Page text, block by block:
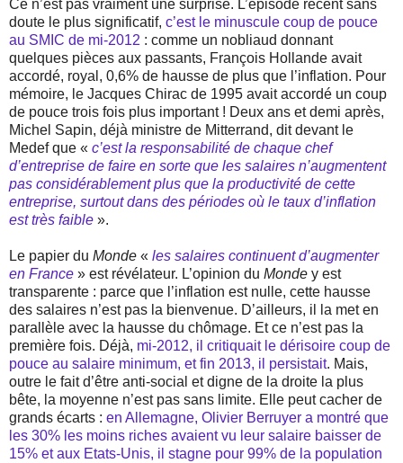
Ce n’est pas vraiment une surprise. L’épisode récent sans
doute le plus significatif, c’est le minuscule coup de pouce
au SMIC de mi-2012 : comme un nobliaud donnant
quelques pièces aux passants, François Hollande avait
accordé, royal, 0,6% de hausse de plus que l’inflation. Pour
mémoire, le Jacques Chirac de 1995 avait accordé un coup
de pouce trois fois plus important ! Deux ans et demi après,
Michel Sapin, déjà ministre de Mitterrand, dit devant le
Medef que « c’est la responsabilité de chaque chef
d’entreprise de faire en sorte que les salaires n’augmentent
pas considérablement plus que la productivité de cette
entreprise, surtout dans des périodes où le taux d’inflation
est très faible ».
Le papier du Monde « les salaires continuent d’augmenter
en France » est révélateur. L’opinion du Monde y est
transparente : parce que l’inflation est nulle, cette hausse
des salaires n’est pas la bienvenue. D’ailleurs, il la met en
parallèle avec la hausse du chômage. Et ce n’est pas la
première fois. Déjà, mi-2012, il critiquait le dérisoire coup de
pouce au salaire minimum, et fin 2013, il persistait. Mais,
outre le fait d’être anti-social et digne de la droite la plus
bête, la moyenne n’est pas sans limite. Elle peut cacher de
grands écarts : en Allemagne, Olivier Berruyer a montré que
les 30% les moins riches avaient vu leur salaire baisser de
15% et aux Etats-Unis, il stagne pour 99% de la population